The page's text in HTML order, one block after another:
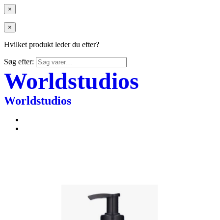
×
×
Hvilket produkt leder du efter?
Søg efter:
Worldstudios
Worldstudios